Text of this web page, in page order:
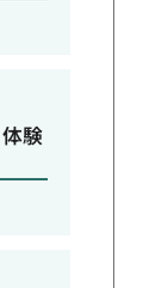
験